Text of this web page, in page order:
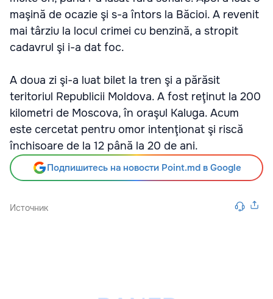
maşină de ocazie şi s-a întors la Băcioi. A revenit
mai târziu la locul crimei cu benzină, a stropit
cadavrul şi i-a dat foc.
A doua zi şi-a luat bilet la tren şi a părăsit
teritoriul Republicii Moldova. A fost reţinut la 200
kilometri de Moscova, în oraşul Kaluga. Acum
este cercetat pentru omor intenţionat şi riscă
închisoare de la 12 până la 20 de ani.
Подпишитесь на новости Point.md в Google
Источник